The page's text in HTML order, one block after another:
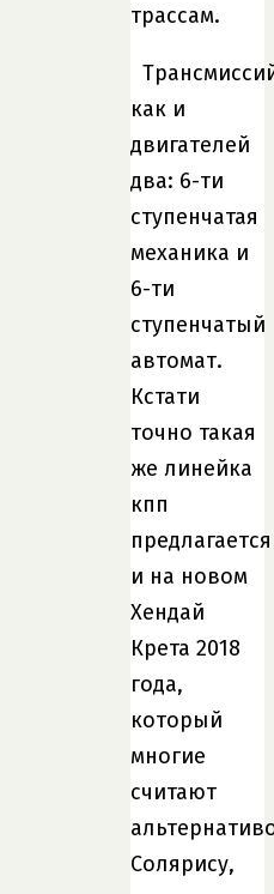
трассам.
как и
двигателей
два: 6-ти
ступенчатая
механика и
6-ти
ступенчатый
автомат.
Кстати
точно такая
же линейка
кпп
предлагается
и на новом
Хендай
Крета 2018
года,
который
многие
считают
Солярису,